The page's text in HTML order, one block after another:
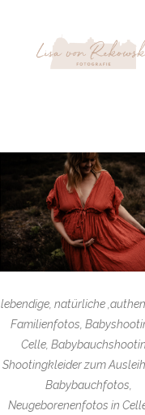
lebendige, natürliche
Familienfotos,
Celle,
Shootingkleider zum
Babybauchfotos,
Neugeborenenfotos in